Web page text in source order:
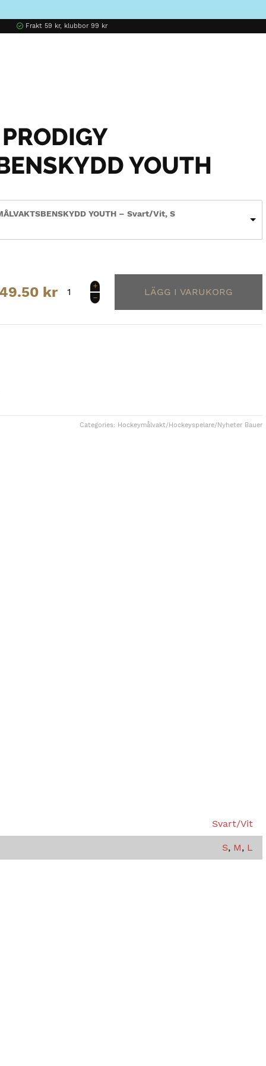
Frakt 59 kr, klubbor 99 kr
YOUTH
YOUTH – Svart/Vit, S
krBAUER
mängd
Categories: Hockeymålvakt/Hockeyspelare/Nyheter Bauer
Svart/Vit
S, M, L